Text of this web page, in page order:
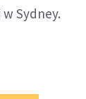
Sydney.